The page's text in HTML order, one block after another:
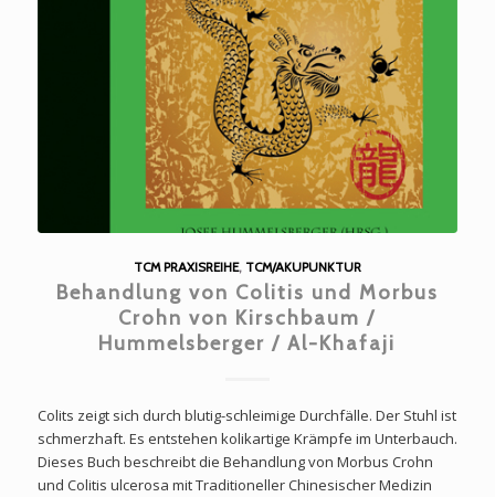
TCM PRAXISREIHE, TCM/AKUPUNKTUR
Behandlung von Colitis und Morbus
Crohn von Kirschbaum /
Hummelsberger / Al-Khafaji
Colits zeigt sich durch blutig-schleimige Durchfälle. Der Stuhl ist
schmerzhaft. Es entstehen kolikartige Krämpfe im Unterbauch.
Dieses Buch beschreibt die Behandlung von Morbus Crohn
und Colitis ulcerosa mit Traditioneller Chinesischer Medizin